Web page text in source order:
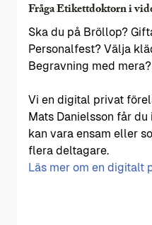
Fråga Etikettdoktorn i
Ska du på Bröllop?
Personalfest? Välja
Begravning med mera?
Vi en digital privat
Mats Danielsson får
kan vara ensam eller
flera deltagare.
Läs mer om en digitalt